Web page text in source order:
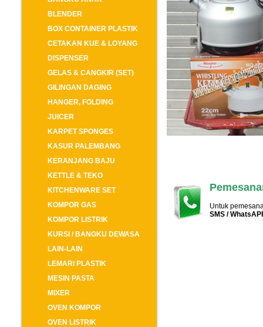
BLENDER
BOX CONTAINER PLASTIK
CETAKAN KUE & LOYANG
DISPENSER
GELAS & CANGKIR (SET)
GILINGAN DAGING
HANGER, FOLDING
JUICER
KARPET SPONGES
KASUR PALEMBANG
KERANJANG BAJU
KETTLE & TEKO
KITCHENWARE SET
KOMPOR GAS
KOMPOR LISTRIK
KURSI / BANGKU DEWASA
LAIN-LAIN
LEMARI PLASTIK
MESIN PASTA
MIXER
OVEN KOMPOR
OVEN LISTRIK
Untuk
SMS /